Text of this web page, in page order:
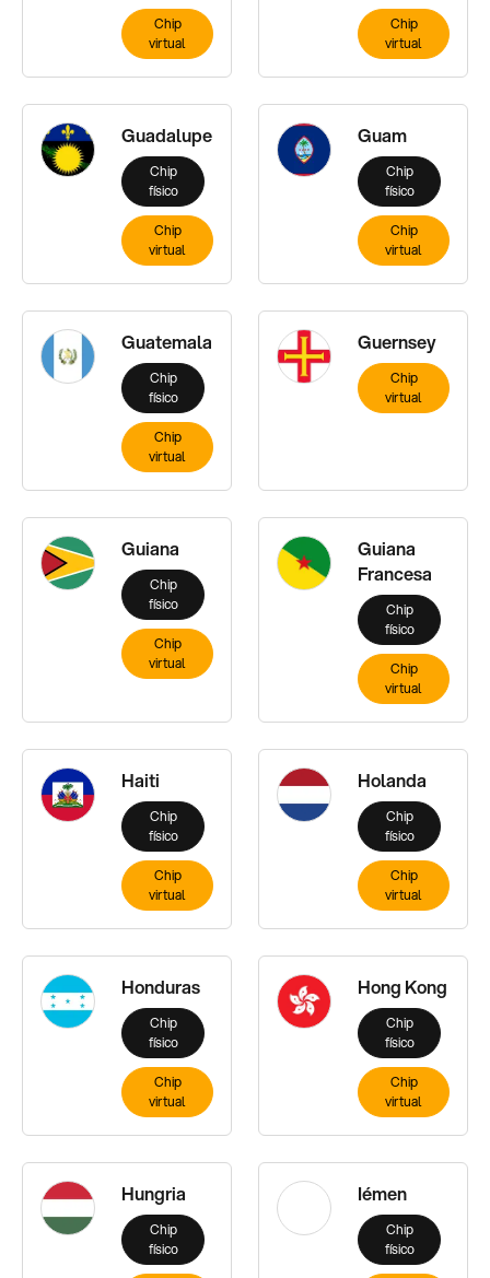
Chip
virtual
Chip
virtual
Guadalupe
Chip
físico
Chip
virtual
Guam
Chip
físico
Chip
virtual
Guatemala
Chip
físico
Chip
virtual
Guernsey
Chip
virtual
Guiana
Chip
físico
Chip
virtual
Guiana
Francesa
Chip
físico
Chip
virtual
Haiti
Chip
físico
Chip
virtual
Holanda
Chip
físico
Chip
virtual
Honduras
Chip
físico
Chip
virtual
Hong Kong
Chip
físico
Chip
virtual
Hungria
Chip
físico
Iémen
Chip
físico